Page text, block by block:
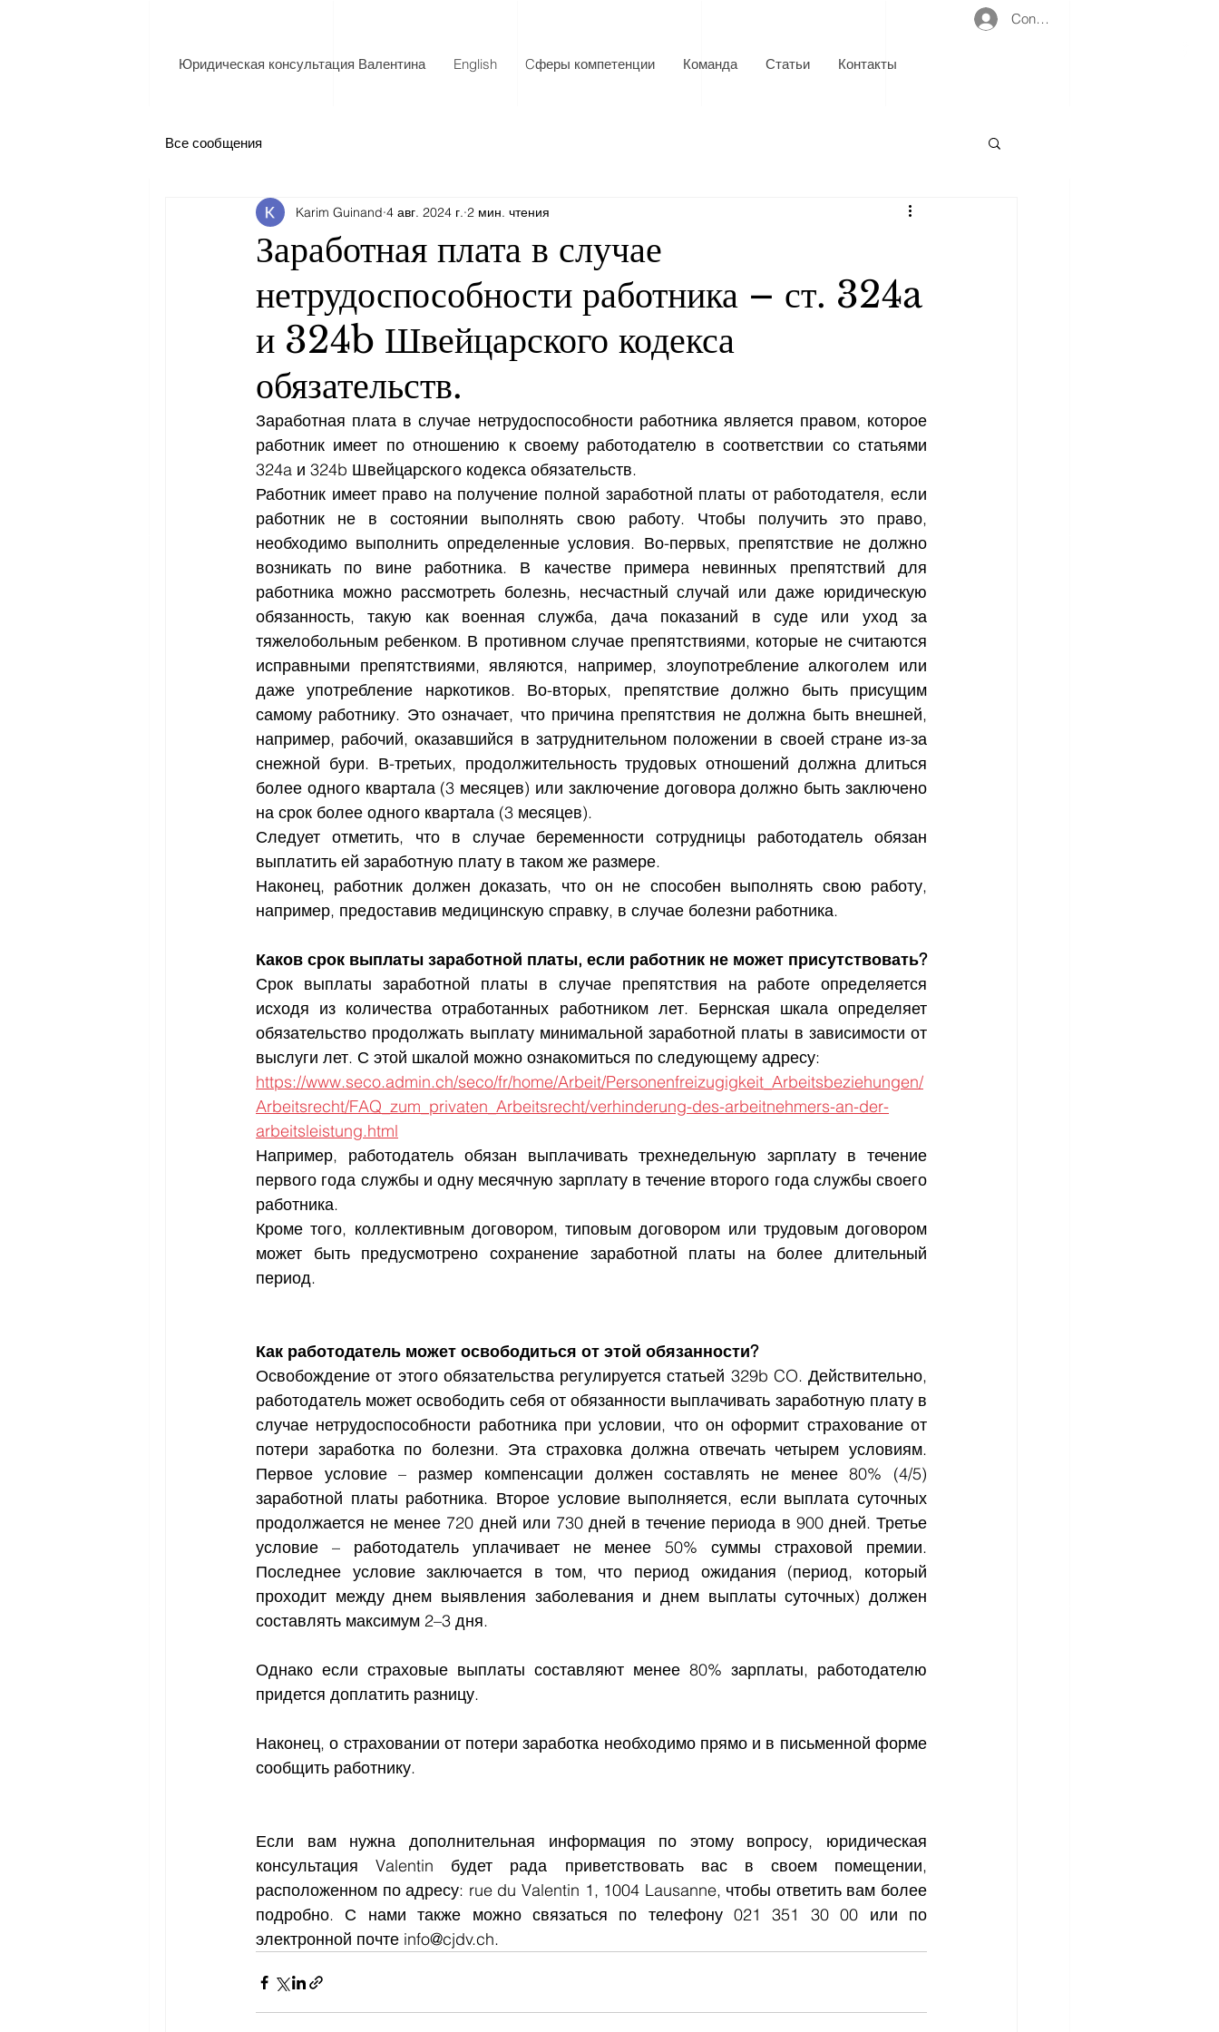
Connexion
Юридическая консультация Валентина English Cферы компетенции Команда Статьи Контакты
Все сообщения
Заработная плата в случае
нетрудоспособности работника – ст. 324a
и 324b Швейцарского кодекса
обязательств.
Karim Guinand 4 авг. 2024 г. 2 мин. чтения
Заработная плата в случае нетрудоспособности работника является правом, которое
работник имеет по отношению к своему работодателю в соответствии со статьями
324a и 324b Швейцарского кодекса обязательств.
Работник имеет право на получение полной заработной платы от работодателя, если
работник не в состоянии выполнять свою работу. Чтобы получить это право,
необходимо выполнить определенные условия. Во-первых, препятствие не должно
возникать по вине работника. В качестве примера невинных препятствий для
работника можно рассмотреть болезнь, несчастный случай или даже юридическую
обязанность, такую как военная служба, дача показаний в суде или уход за
тяжелобольным ребенком. В противном случае препятствиями, которые не считаются
исправными препятствиями, являются, например, злоупотребление алкоголем или
даже употребление наркотиков. Во-вторых, препятствие должно быть присущим
самому работнику. Это означает, что причина препятствия не должна быть внешней,
например, рабочий, оказавшийся в затруднительном положении в своей стране из-за
снежной бури. В-третьих, продолжительность трудовых отношений должна длиться
более одного квартала (3 месяцев) или заключение договора должно быть заключено
на срок более одного квартала (3 месяцев).
Следует отметить, что в случае беременности сотрудницы работодатель обязан
выплатить ей заработную плату в таком же размере.
Наконец, работник должен доказать, что он не способен выполнять свою работу,
например, предоставив медицинскую справку, в случае болезни работника.
Каков срок выплаты заработной платы, если работник не может присутствовать?
Срок выплаты заработной платы в случае препятствия на работе определяется
исходя из количества отработанных работником лет. Бернская шкала определяет
обязательство продолжать выплату минимальной заработной платы в зависимости от
выслуги лет. С этой шкалой можно ознакомиться по следующему адресу:
https://www.seco.admin.ch/seco/fr/home/Arbeit/Personenfreizugigkeit_Arbeitsbeziehungen/
Arbeitsrecht/FAQ_zum_privaten_Arbeitsrecht/verhinderung-des-arbeitnehmers-an-der-
arbeitsleistung.html
Например, работодатель обязан выплачивать трехнедельную зарплату в течение
первого года службы и одну месячную зарплату в течение второго года службы своего
работника.
Кроме того, коллективным договором, типовым договором или трудовым договором
может быть предусмотрено сохранение заработной платы на более длительный
период.
Как работодатель может освободиться от этой обязанности?
Освобождение от этого обязательства регулируется статьей 329b CO. Действительно,
работодатель может освободить себя от обязанности выплачивать заработную плату в
случае нетрудоспособности работника при условии, что он оформит страхование от
потери заработка по болезни. Эта страховка должна отвечать четырем условиям.
Первое условие – размер компенсации должен составлять не менее 80% (4/5)
заработной платы работника. Второе условие выполняется, если выплата суточных
продолжается не менее 720 дней или 730 дней в течение периода в 900 дней. Третье
условие – работодатель уплачивает не менее 50% суммы страховой премии.
Последнее условие заключается в том, что период ожидания (период, который
проходит между днем выявления заболевания и днем выплаты суточных) должен
составлять максимум 2–3 дня.
Однако если страховые выплаты составляют менее 80% зарплаты, работодателю
придется доплатить разницу.
Наконец, о страховании от потери заработка необходимо прямо и в письменной форме
сообщить работнику.
Если вам нужна дополнительная информация по этому вопросу, юридическая
консультация Valentin будет рада приветствовать вас в своем помещении,
расположенном по адресу: rue du Valentin 1, 1004 Lausanne, чтобы ответить вам более
подробно. С нами также можно связаться по телефону 021 351 30 00 или по
электронной почте info@cjdv.ch.